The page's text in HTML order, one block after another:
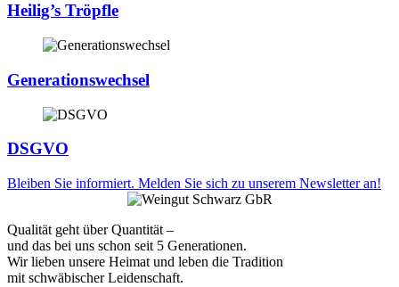
Heilig’s Tröpfle
Generationswechsel
DSGVO
Bleiben Sie informiert. Melden Sie sich zu unserem Newsletter an!
Qualität geht über Quantität –
und das bei uns schon seit 5 Generationen.
Wir lieben unsere Heimat und leben die Tradition
mit schwäbischer Leidenschaft.